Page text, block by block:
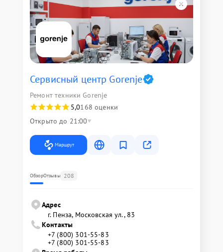
Сервисный центр Gorenje
Ремонт техники Gorenje
5,0168 оценки
Открыто до 21:00
Маршрут
ОбзорОтзывы 208
Адрес
г. Пенза, Московская ул., 83
Контакты
+7 (800) 301-55-83
+7 (800) 301-55-83